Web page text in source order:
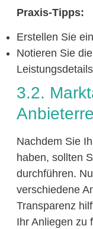
Praxis-Tipps:
Erstellen Sie
Notieren Sie
3.2.
Nachdem Sie
haben, sollten
durchführen.
verschiedene
Transparenz
Ihr Anliegen zu